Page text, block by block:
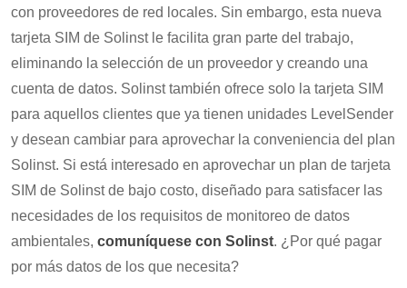
con proveedores de red locales. Sin embargo, esta nueva
tarjeta SIM de Solinst le facilita gran parte del trabajo,
eliminando la selección de un proveedor y creando una
cuenta de datos. Solinst también ofrece solo la tarjeta SIM
para aquellos clientes que ya tienen unidades LevelSender
y desean cambiar para aprovechar la conveniencia del plan
Solinst. Si está interesado en aprovechar un plan de tarjeta
SIM de Solinst de bajo costo, diseñado para satisfacer las
necesidades de los requisitos de monitoreo de datos
ambientales, comuníquese con Solinst. ¿Por qué pagar
por más datos de los que necesita?